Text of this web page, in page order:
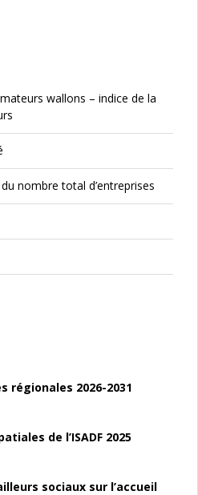
wallons – indice de la
nombre total d’entreprises
régionales 2026-2031
de l’ISADF 2025
sociaux sur l’accueil